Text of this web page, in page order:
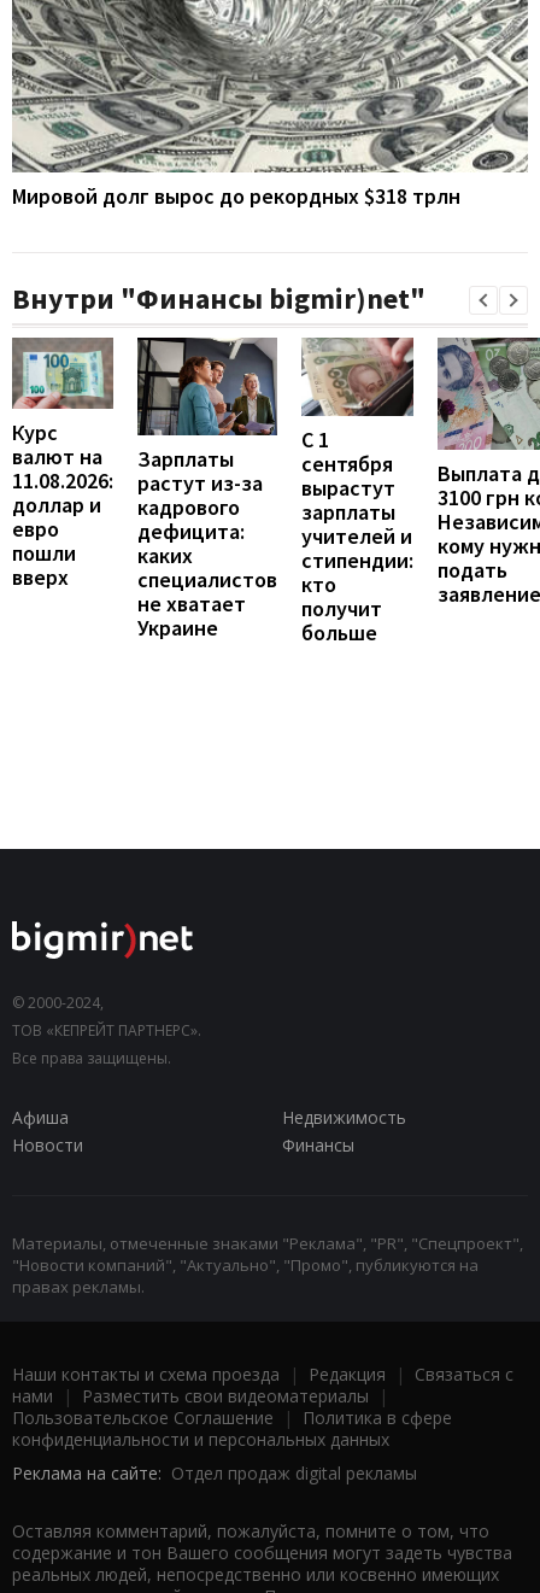
Мировой долг вырос до рекордных $318 трлн
Внутри "Финансы bigmir)net"
Курс
валют на
11.08.2026:
доллар и
евро
пошли
вверх
Зарплаты
растут из-за
кадрового
дефицита:
каких
специалистов
не хватает
Украине
С 1
сентября
вырастут
зарплаты
учителей и
стипендии:
кто
получит
больше
Выплата
3100 грн
кому
подать
заявление
© 2000-2024,
ТОВ «КЕПРЕЙТ ПАРТНЕРС».
Все права защищены.
Афиша
Недвижимость
Новости
Финансы
Материалы, отмеченные знаками "Реклама", "PR", "Спецпроект",
"Новости компаний", "Актуально", "Промо", публикуются на
правах рекламы.
Наши контакты и схема проезда | Редакция | Связаться с
нами | Разместить свои видеоматериалы |
Пользовательское Соглашение |
Политика в сфере
конфиденциальности и персональных данных
Реклама на сайте: Отдел продаж digital рекламы
Оставляя комментарий, пожалуйста, помните о том, что
содержание и тон Вашего сообщения могут задеть чувства
реальных людей, непосредственно или косвенно имеющих